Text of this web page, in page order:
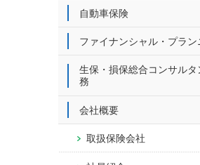
自動車保険
ファイナンシャル・プラン
生保・損保総合コンサルタ
務
会社概要
取扱保険会社